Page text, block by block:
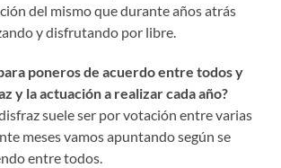
del mismo que durante años atrás
y disfrutando por libre.
poneros de acuerdo entre todos y
y la actuación a realizar cada año?
suele ser por votación entre varias
meses vamos apuntando según se
entre todos.